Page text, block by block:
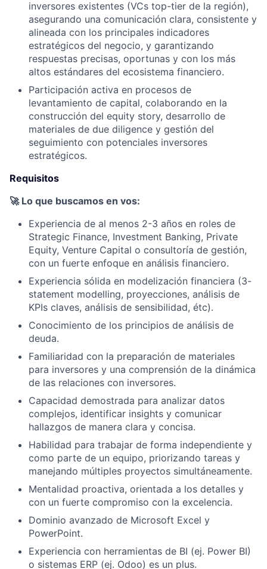
inversores existentes (VCs top-tier de la región),
asegurando una comunicación clara, consistente y
alineada con los principales indicadores
estratégicos del negocio, y garantizando
respuestas precisas, oportunas y con los más
altos estándares del ecosistema financiero.
Participación activa en procesos de
levantamiento de capital, colaborando en la
construcción del equity story, desarrollo de
materiales de due diligence y gestión del
seguimiento con potenciales inversores
estratégicos.
Requisitos
🚀 Lo que buscamos en vos:
Experiencia de al menos 2-3 años en roles de
Strategic Finance, Investment Banking, Private
Equity, Venture Capital o consultoría de gestión,
con un fuerte enfoque en análisis financiero.
Experiencia sólida en modelización financiera (3-
statement modelling, proyecciones, análisis de
KPIs claves, análisis de sensibilidad, étc).
Conocimiento de los principios de análisis de
deuda.
Familiaridad con la preparación de materiales
para inversores y una comprensión de la dinámica
de las relaciones con inversores.
Capacidad demostrada para analizar datos
complejos, identificar insights y comunicar
hallazgos de manera clara y concisa.
Habilidad para trabajar de forma independiente y
como parte de un equipo, priorizando tareas y
manejando múltiples proyectos simultáneamente.
Mentalidad proactiva, orientada a los detalles y
con un fuerte compromiso con la excelencia.
Dominio avanzado de Microsoft Excel y
PowerPoint.
Experiencia con herramientas de BI (ej. Power BI)
o sistemas ERP (ej. Odoo) es un plus.